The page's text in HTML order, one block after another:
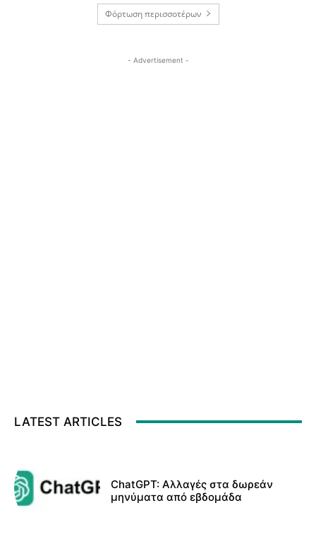
Φόρτωση περισσοτέρων
- Advertisement -
LATEST ARTICLES
ChatGPT: Αλλαγές στα δωρεάν
μηνύματα από εβδομάδα